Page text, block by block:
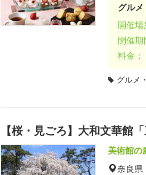
グル
開催場
開催期
料金：
グルメ
【桜・見ごろ】大和文華館「
美術館の
奈良県